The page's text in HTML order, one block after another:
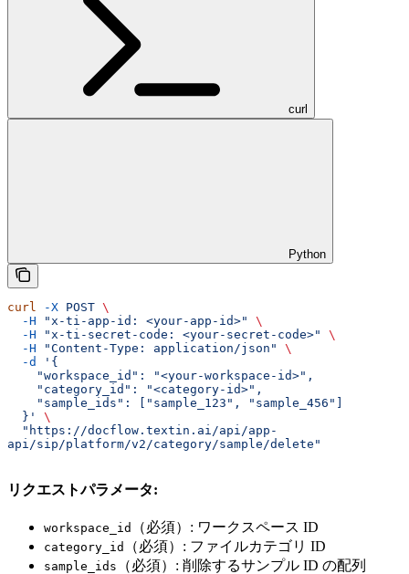
curl
Python
curl -X POST \
  -H
"x-ti-app-id: <your-app-id>"
\
  -H
"x-ti-secret-code: <your-secret-code>"
\
  -H
"Content-Type: application/json"
\
  -d
'{
    "workspace_id": "<your-workspace-id>",
    "category_id": "<category-id>",
    "sample_ids": ["sample_123", "sample_456"]
  }'
\
api/sip/platform/v2/category/sample/delete"
リクエストパラメータ:
workspace_id （必須）: ワークスペース ID
category_id （必須）: ファイルカテゴリ ID
sample_ids （必須）: 削除するサンプル ID の配列